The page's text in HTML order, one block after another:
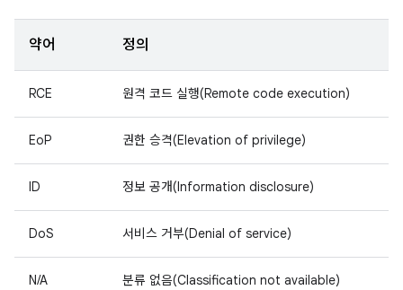
약어 정의
RCE 원격 코드 실행(Remote code execution)
EoP 권한 승격(Elevation of privilege)
ID 정보 공개(Information disclosure)
DoS 서비스 거부(Denial of service)
N/A 분류 없음(Classification not available)